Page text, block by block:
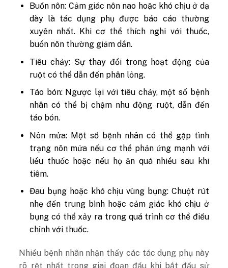
Buồn nôn: Cảm giác nôn nao hoặc khó chịu ở dạ
dày là tác dụng phụ được báo cáo thường
xuyên nhất. Khi cơ thể thích nghi với thuốc,
buồn nôn thường giảm dần.
Tiêu chảy: Sự thay đổi trong hoạt động của
ruột có thể dẫn đến phân lỏng.
Táo bón: Ngược lại với tiêu chảy, một số bệnh
nhân có thể bị chậm nhu động ruột, dẫn đến
táo bón.
Nôn mửa: Một số bệnh nhân có thể gặp tình
trạng nôn mửa nếu cơ thể phản ứng mạnh với
liều thuốc hoặc nếu họ ăn quá nhiều sau khi
tiêm.
Đau bụng hoặc khó chịu vùng bụng: Chuột rút
nhẹ đến trung bình hoặc cảm giác khó chịu ở
bụng có thể xảy ra trong quá trình cơ thể điều
chỉnh với thuốc.
Nhiều bệnh nhân nhận thấy các tác dụng phụ này
rõ rệt nhất trong giai đoạn đầu khi bắt đầu sử